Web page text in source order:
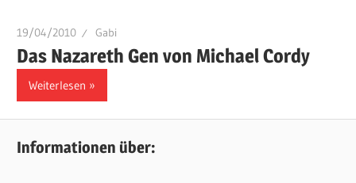
19/04/2010 Gabi
Das Nazareth Gen von Michael Cordy
Weiterlesen
Informationen über: